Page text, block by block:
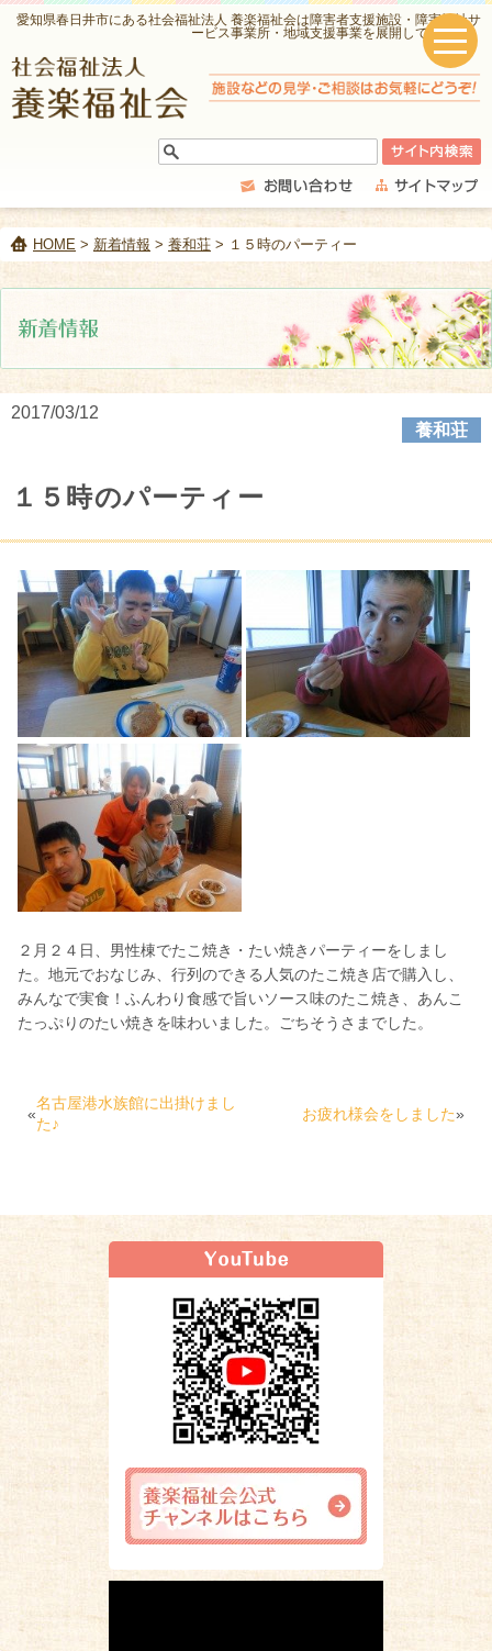
愛知県春日井市にある社会福祉法人 養楽福祉会は障害者支援施設・障害福祉サ
ービス事業所・地域支援事業を展開しています。
HOME > 新着情報 > 養和荘 > １５時のパーティー
2017/03/12
養和荘
１５時のパーティー
２月２４日、男性棟でたこ焼き・たい焼きパーティーをしまし
た。地元でおなじみ、行列のできる人気のたこ焼き店で購入し、
みんなで実食！ふんわり食感で旨いソース味のたこ焼き、あんこ
たっぷりのたい焼きを味わいました。ごちそうさまでした。
«
名古屋港水族館に出掛けまし
た♪
お疲れ様会をしました»